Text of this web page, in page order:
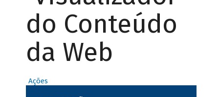
do Conteúdo
da Web
Ações